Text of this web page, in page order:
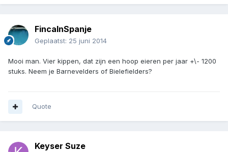
FincaInSpanje
Geplaatst: 25 juni 2014
Mooi man. Vier kippen, dat zijn een hoop eieren per jaar +\- 1200
stuks. Neem je Barnevelders of Bielefielders?
Quote
Keyser Suze